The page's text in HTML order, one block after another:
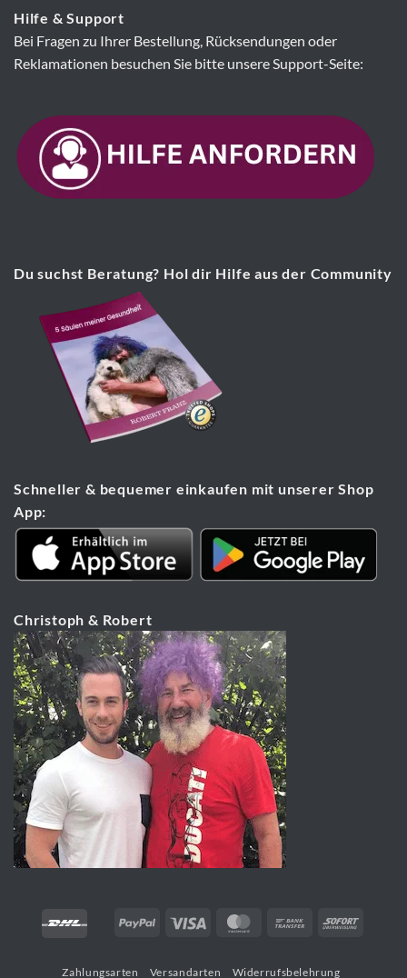
Hilfe & Support
Bei Fragen zu Ihrer Bestellung, Rücksendungen oder
Reklamationen besuchen Sie bitte unsere Support-Seite:
Du suchst Beratung? Hol dir Hilfe aus der Community
Schneller & bequemer einkaufen mit unserer Shop
App:
Christoph & Robert
PayPal Visa MasterCardBank
Sofort
Zahlungsarten Versandarten Widerrufsbelehrung